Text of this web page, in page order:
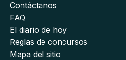
Contáctanos
FAQ
El diario de hoy
Reglas de concursos
Mapa del sitio